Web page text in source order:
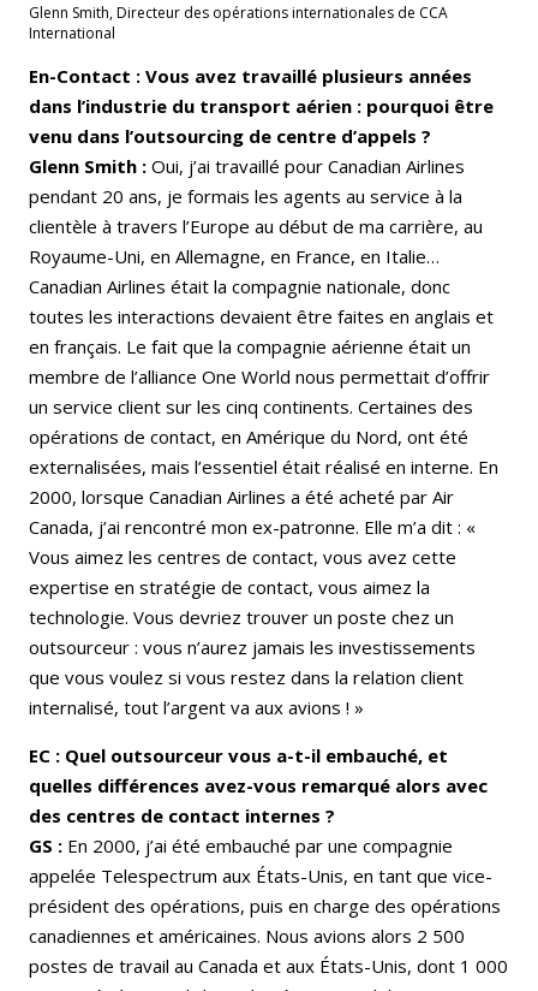
Glenn Smith, Directeur des opérations internationales de CCA
International
En-Contact : Vous avez travaillé plusieurs années
dans l’industrie du transport aérien : pourquoi être
venu dans l’outsourcing de centre d’appels ?
Glenn Smith : Oui, j’ai travaillé pour Canadian Airlines
pendant 20 ans, je formais les agents au service à la
clientèle à travers l’Europe au début de ma carrière, au
Royaume-Uni, en Allemagne, en France, en Italie…
Canadian Airlines était la compagnie nationale, donc
toutes les interactions devaient être faites en anglais et
en français. Le fait que la compagnie aérienne était un
membre de l’alliance One World nous permettait d’offrir
un service client sur les cinq continents. Certaines des
opérations de contact, en Amérique du Nord, ont été
externalisées, mais l’essentiel était réalisé en interne. En
2000, lorsque Canadian Airlines a été acheté par Air
Canada, j’ai rencontré mon ex-patronne. Elle m’a dit : «
Vous aimez les centres de contact, vous avez cette
expertise en stratégie de contact, vous aimez la
technologie. Vous devriez trouver un poste chez un
outsourceur : vous n’aurez jamais les investissements
que vous voulez si vous restez dans la relation client
internalisé, tout l’argent va aux avions ! »
EC : Quel outsourceur vous a-t-il embauché, et
quelles différences avez-vous remarqué alors avec
des centres de contact internes ?
GS : En 2000, j’ai été embauché par une compagnie
appelée Telespectrum aux États-Unis, en tant que vice-
président des opérations, puis en charge des opérations
canadiennes et américaines. Nous avions alors 2 500
postes de travail au Canada et aux États-Unis, dont 1 000